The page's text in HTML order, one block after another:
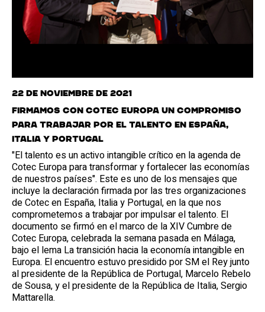
22 de noviembre de 2021
Firmamos con Cotec Europa un compromiso
para trabajar por el talento en España,
Italia y Portugal
"El talento es un activo intangible crítico en la agenda de
Cotec Europa para transformar y fortalecer las economías
de nuestros países". Este es uno de los mensajes que
incluye la declaración firmada por las tres organizaciones
de Cotec en España, Italia y Portugal, en la que nos
comprometemos a trabajar por impulsar el talento. El
documento se firmó en el marco de la XIV Cumbre de
Cotec Europa, celebrada la semana pasada en Málaga,
bajo el lema La transición hacia la economía intangible en
Europa. El encuentro estuvo presidido por SM el Rey junto
al presidente de la República de Portugal, Marcelo Rebelo
de Sousa, y el presidente de la República de Italia, Sergio
Mattarella.